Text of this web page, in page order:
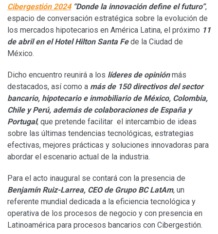
Cibergestión 2024 “Donde la innovación define el futuro”,
espacio de conversación estratégica sobre la evolución de
los mercados hipotecarios en América Latina, el próximo 11
de abril en el Hotel Hilton Santa Fede la Ciudad de
México.
Dicho encuentro reunirá a los líderes de opiniónmás
destacados, así como a más de 150 directivos del sector
bancario, hipotecario e inmobiliario de México, Colombia,
Chile y Perú, además de colaboraciones de España y
Portugal, que pretende facilitar el intercambio de ideas
sobre las últimas tendencias tecnológicas, estrategias
efectivas, mejores prácticas y soluciones innovadoras para
abordar el escenario actual de la industria.
Para el acto inaugural se contará con la presencia de
Benjamín Ruiz-Larrea, CEO de Grupo BC LatAm, un
referente mundial dedicada a la eficiencia tecnológica y
operativa de los procesos de negocio y con presencia en
Latinoamérica para procesos bancarios con Cibergestión.